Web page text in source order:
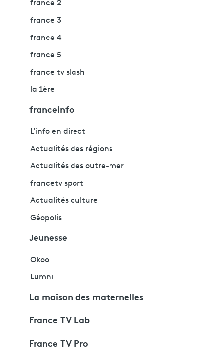
france 2
france 3
france 4
france 5
france tv slash
la 1ère
franceinfo
L'info en direct
Actualités des régions
Actualités des outre-mer
francetv sport
Actualités culture
Géopolis
Jeunesse
Okoo
Lumni
La maison des maternelles
France TV Lab
France TV Pro